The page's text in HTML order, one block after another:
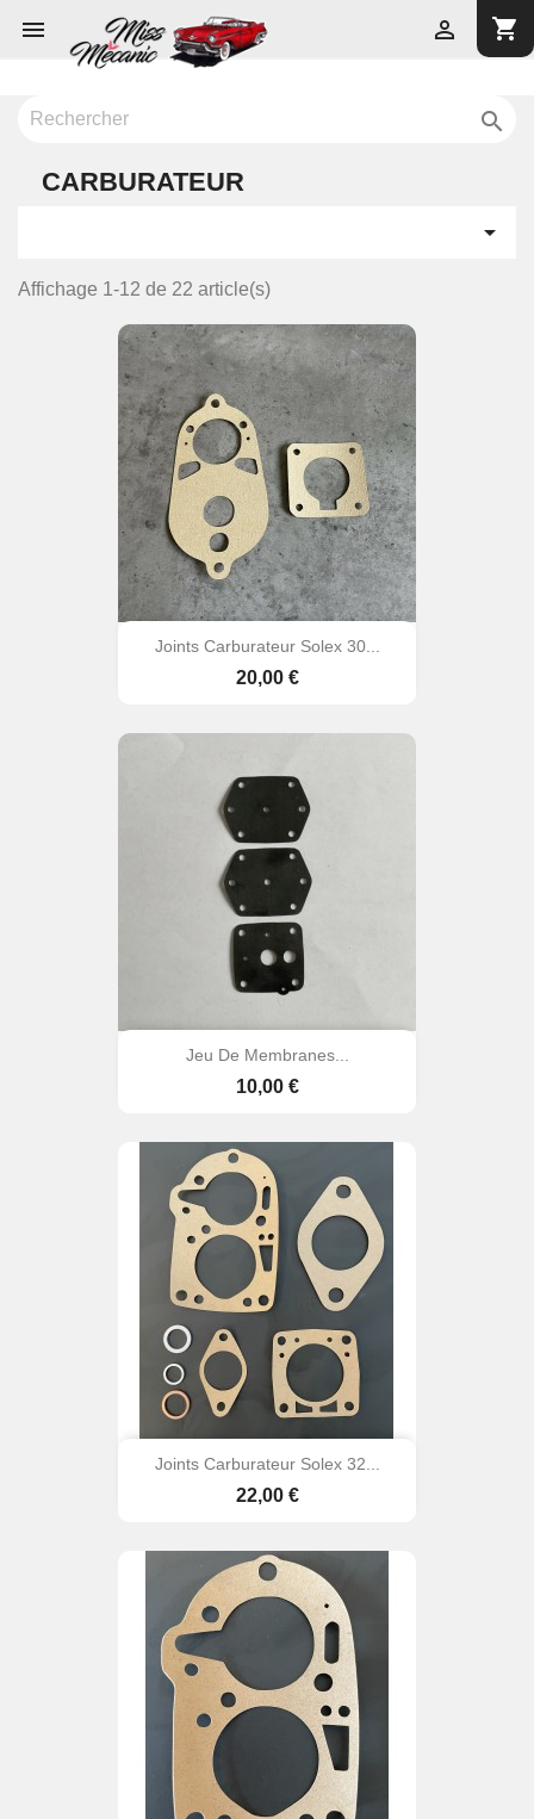
 shopping_cart


CARBURATEUR

Affichage 1-12 de 22 article(s)
Joints Carburateur Solex 30...
Prix
20,00 €
Jeu De Membranes...
Prix
10,00 €
Joints Carburateur Solex 32...
Prix
22,00 €